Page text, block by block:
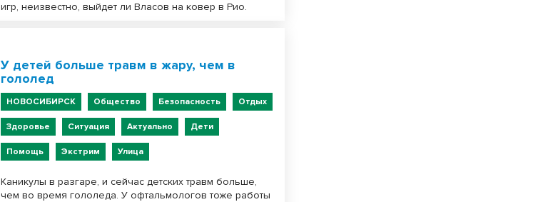
игр, неизвестно, выйдет ли Власов на ковер в Рио.
У детей больше травм в жару, чем в
гололед
НОВОСИБИРСК Общество Безопасность Отдых
Здоровье Ситуация Актуально Дети
Помощь Экстрим Улица
Каникулы в разгаре, и сейчас детских травм больше,
чем во время гололеда. У офтальмологов тоже работы